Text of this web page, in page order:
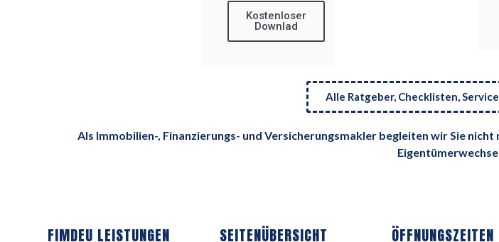
Kostenloser
Downlad
Alle Ratgeber, Checklisten,
Als Immobilien-, Finanzierungs- und Versicherungsmakler begleiten wir Sie
ÖFFNUNGSZEITEN
SEITENÜBERSICHT
FIMDEU LEISTUNGEN